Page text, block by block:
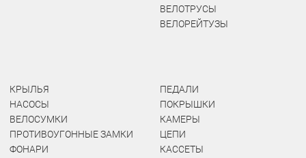
ВЕЛОТРУСЫ
ВЕЛОРЕЙТУЗЫ
КРЫЛЬЯ
НАСОСЫ
ВЕЛОСУМКИ
ПРОТИВОУГОННЫЕ ЗАМКИ
ФОНАРИ
ПЕДАЛИ
ПОКРЫШКИ
КАМЕРЫ
ЦЕПИ
КАССЕТЫ